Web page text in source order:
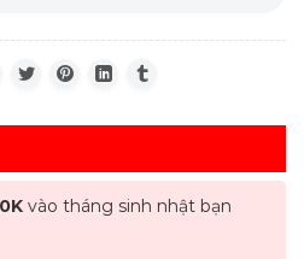
vào tháng sinh nhật bạn